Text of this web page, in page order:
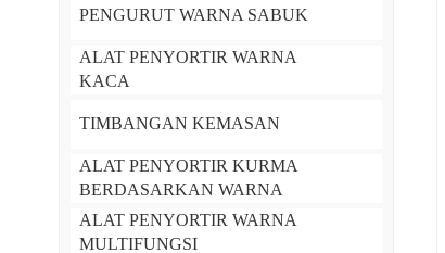
PENGURUT WARNA SABUK
ALAT PENYORTIR WARNA
KACA
TIMBANGAN KEMASAN
ALAT PENYORTIR KURMA
BERDASARKAN WARNA
ALAT PENYORTIR WARNA
MULTIFUNGSI